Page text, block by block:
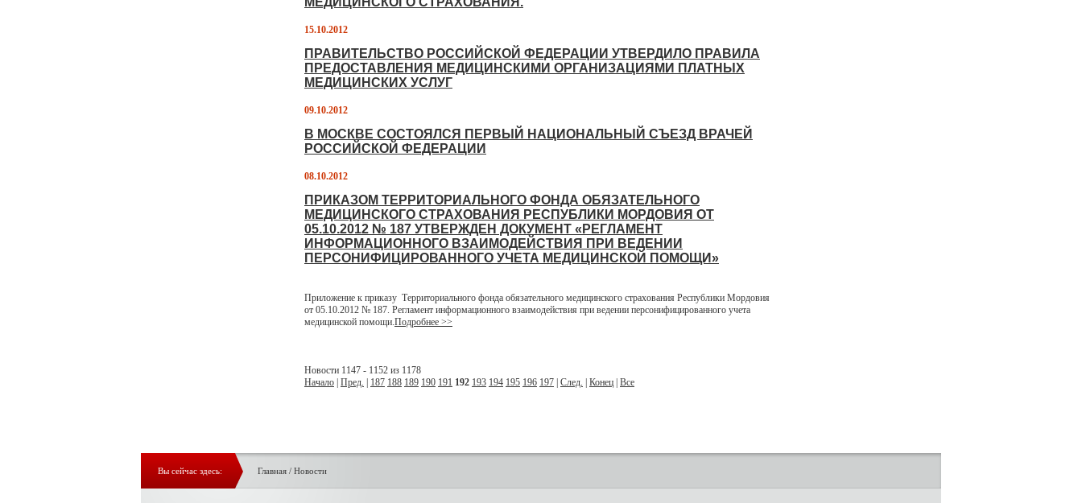
15.10.2012
ПРАВИТЕЛЬСТВО РОССИЙСКОЙ ФЕДЕРАЦИИ УТВЕРДИЛО ПРАВИЛА
ПРЕДОСТАВЛЕНИЯ МЕДИЦИНСКИМИ ОРГАНИЗАЦИЯМИ ПЛАТНЫХ
МЕДИЦИНСКИХ УСЛУГ
09.10.2012
В МОСКВЕ СОСТОЯЛСЯ ПЕРВЫЙ НАЦИОНАЛЬНЫЙ СЪЕЗД ВРАЧЕЙ
РОССИЙСКОЙ ФЕДЕРАЦИИ
08.10.2012
ПРИКАЗОМ ТЕРРИТОРИАЛЬНОГО ФОНДА ОБЯЗАТЕЛЬНОГО
МЕДИЦИНСКОГО СТРАХОВАНИЯ РЕСПУБЛИКИ МОРДОВИЯ ОТ
05.10.2012 № 187 УТВЕРЖДЕН ДОКУМЕНТ «РЕГЛАМЕНТ
ИНФОРМАЦИОННОГО ВЗАИМОДЕЙСТВИЯ ПРИ ВЕДЕНИИ
ПЕРСОНИФИЦИРОВАННОГО УЧЕТА МЕДИЦИНСКОЙ ПОМОЩИ»
Приложение к приказу Территориального фонда обязательного медицинского страхования Республики Мордовия
от 05.10.2012 № 187. Регламент информационного взаимодействия при ведении персонифицированного учета
медицинской помощи.Подробнее >>
Новости 1147 - 1152 из 1178
Начало Пред. 187 188 189 190 191 192 193 194 195 196 197 След. Конец Все
Вы сейчас здесь: Главная/ Новости